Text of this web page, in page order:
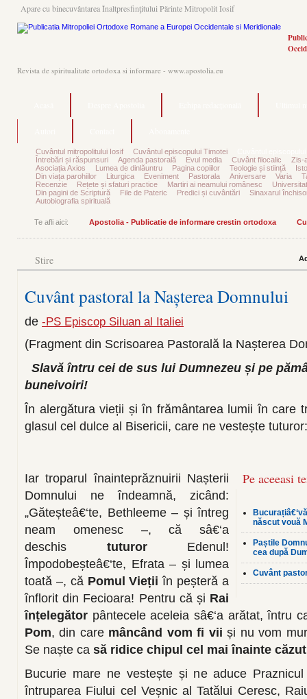
Apare cu binecuvântarea Înaltpresfinţitului Părinte Mitropolit Iosif
Revista de spiritualitate ortodoxa si informare - www.apostolia.eu
Cuvântul mitropolitului Iosif Cuvântul episcopului Timotei
Întrebări și răspunsuri
Agenda pastorală Evul media Cuvânt filocalic
Zis-
Asociația Axios
Lumea de dinlăuntru Pagina copiilor Teologie și stiință
Din viața parohiilor
Liturgica Eveniment Pastorala Aniversare Varia
Recenzie
Rețete și sfaturi practice Martiri ai neamului românesc
Din pagini de Scriptură
File de Pateric Predici și cuvântări
Sinaxarul
Autobiografia spirituală
Te afli aici: Apostolia - Publicatie de informare crestin ortodoxa
Stire
Cuvânt pastoral la Nașterea Domnului
de -PS Episcop Siluan al Italiei
(Fragment din Scrisoarea Pastorală la Nașterea
Slavă întru cei de sus lui Dumnezeu și pe
buneivoiri!
În alergătura vieții și în frământarea lumii în care
glasul cel dulce al Bisericii, care ne vestește
Pe aceeasi
născut vouă
Paștile
cea după
Cuvânt
Iar troparul înainteprăznuirii Nașterii
Domnului ne îndeamnă, zicând:
„Găteșteâ€‘te, Bethleeme – și întreg
neam omenesc –, că sâ€‘a
deschis tuturorEdenul!
Împodobeșteâ€‘te, Efrata – și lumea
toată –, că Pomul Vieții în peșteră a
înflorit din Fecioara! Pentru că și Rai
înțelegător pântecele aceleia sâ€‘a arătat, întru
Pom, din care mâncând vom fi vii și nu vom
Se naște ca să ridice chipul cel mai înainte căzut
Bucurie mare ne vestește și ne aduce
întruparea Fiului cel Veșnic al Tatălui Ceresc,